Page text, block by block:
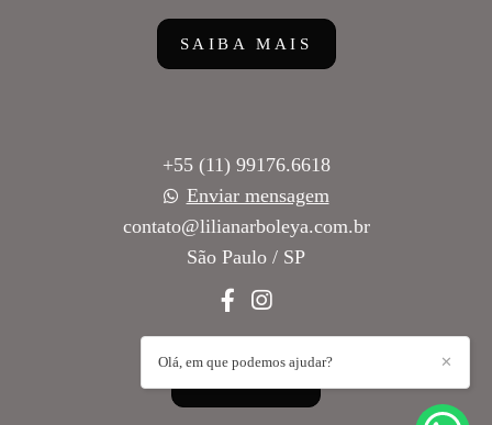
SAIBA MAIS
+55 (11) 99176.6618
Enviar mensagem
contato@lilianarboleya.com.br
São Paulo / SP
✕
Olá, em que podemos ajudar?